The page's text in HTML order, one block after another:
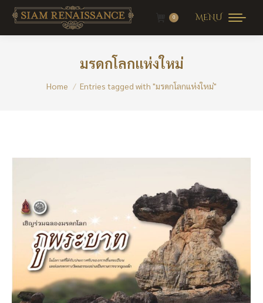
MENU
0
มรดกโลกแห่งใหม่
Home Entries tagged with "มรดกโลกแห่งใหม่"